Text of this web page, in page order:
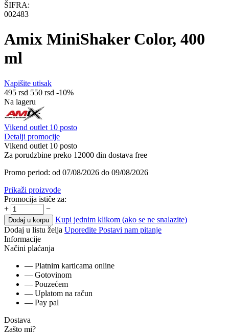
ŠIFRA:
002483
Amix MiniShaker Color, 400
ml
Napišite utisak
‍495‍ rsd ‍550‍ rsd -10%
Na lageru
Vikend outlet 10 posto
Detalji promocije
Vikend outlet 10 posto
Za porudzbine preko 12000 din dostava free
Promo period: od 07/08/2026 do 09/08/2026
Prikaži proizvode
Promocija ističe za:
+
−
Dodaj u korpu
Kupi jednim klikom (ako se ne snalazite)
Dodaj u listu želja Uporedite Postavi nam pitanje
Informacije
Načini plaćanja
— Platnim karticama online
— Gotovinom
— Pouzećem
— Uplatom na račun
— Pay pal
Dostava
Zašto mi?